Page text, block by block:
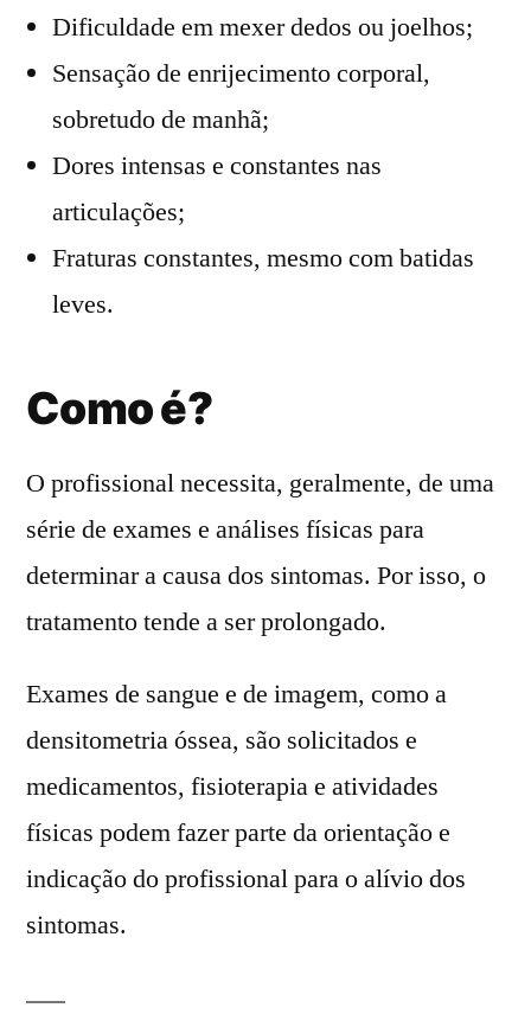
Dificuldade em mexer dedos ou joelhos;
Sensação de enrijecimento corporal,
sobretudo de manhã;
Dores intensas e constantes nas
articulações;
Fraturas constantes, mesmo com batidas
leves.
Como é?
O profissional necessita, geralmente, de uma
série de exames e análises físicas para
determinar a causa dos sintomas. Por isso, o
tratamento tende a ser prolongado.
Exames de sangue e de imagem, como a
densitometria óssea, são solicitados e
medicamentos, fisioterapia e atividades
físicas podem fazer parte da orientação e
indicação do profissional para o alívio dos
sintomas.